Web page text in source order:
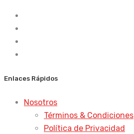
Enlaces Rápidos
Nosotros
Términos & Condiciones
Política de Privacidad